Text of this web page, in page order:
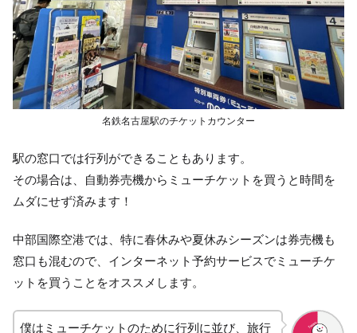
名鉄名古屋駅のチケットカウンター
駅の窓口では行列ができることもあります。
その場合は、自動券売機からミューチケットを買うと時間を
ムダにせず済みます！
中部国際空港では、特に春休みや夏休みシーズンは券売機も
窓口も混むので、インターネット予約サービスでミューチケ
ットを買うことをオススメします。
僕はミューチケットのために行列に並び、旅行